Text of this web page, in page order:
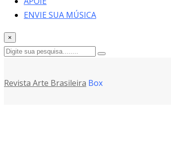
ENVIE SUA MÚSICA
×
Revista Arte Brasileira Box